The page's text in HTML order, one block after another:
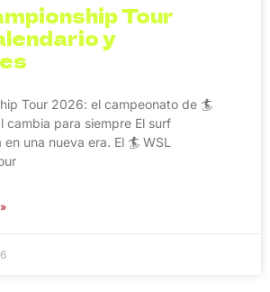
Tour
y
Tour 2026: el campeonato de 🏄
cambia para siempre El surf
una nueva era. El 🏄 WSL